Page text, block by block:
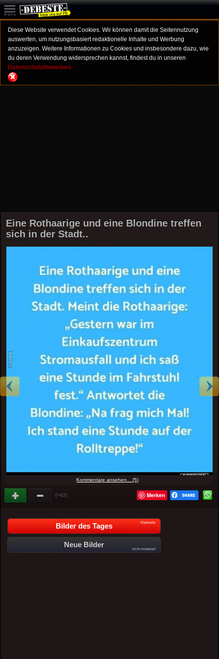
Diese Website verwendet Cookies. Wir können damit die Seitennutzung
auswerten, um nutzungsbasiert redaktionelle Inhalte und Werbung
anzuzeigen. Weitere Informationen zu Cookies und insbesondere dazu, wie
du deren Verwendung widersprechen kannst, findest du in unseren
Datenschutzhinweisen.
Eine Rothaarige und eine Blondine treffen
sich in der Stadt..
Kommentare ansehen... (5)
(+43) Merken
Bilder des Tages Startseite
Neue Bilder
nicht moderiert